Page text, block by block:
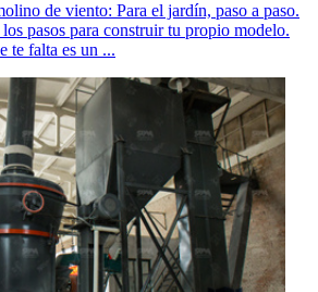
de viento: Para el jardín, paso a paso.
pasos para construir tu propio modelo.
te falta es un ...